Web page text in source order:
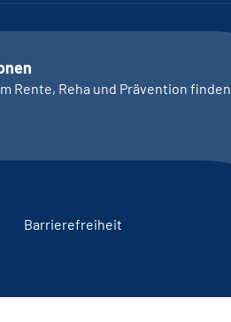
Rente, Reha und Prävention finden
Barrierefreiheit